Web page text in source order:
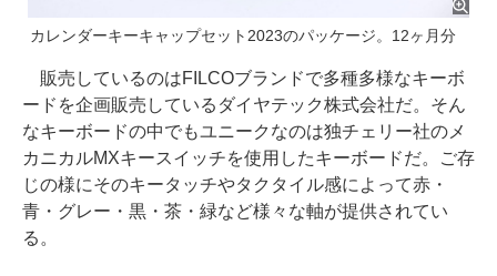
カレンダーキーキャップセット2023のパッケージ。12ヶ月分
販売しているのはFILCOブランドで多種多様なキーボ
ードを企画販売しているダイヤテック株式会社だ。そん
なキーボードの中でもユニークなのは独チェリー社のメ
カニカルMXキースイッチを使用したキーボードだ。ご存
じの様にそのキータッチやタクタイル感によって赤・
青・グレー・黒・茶・緑など様々な軸が提供されてい
る。